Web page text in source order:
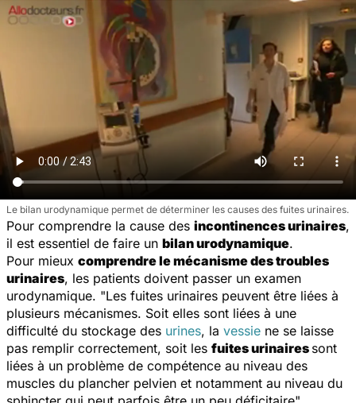
Le bilan urodynamique permet de déterminer les causes des fuites urinaires.
Pour comprendre la cause des incontinences urinaires,
il est essentiel de faire un bilan urodynamique.
Pour mieux comprendre le mécanisme des troubles
urinaires, les patients doivent passer un examen
urodynamique. "Les fuites urinaires peuvent être liées à
plusieurs mécanismes. Soit elles sont liées à une
difficulté du stockage des urines, la vessie ne se laisse
pas remplir correctement, soit les fuites urinaires sont
liées à un problème de compétence au niveau des
muscles du plancher pelvien et notamment au niveau du